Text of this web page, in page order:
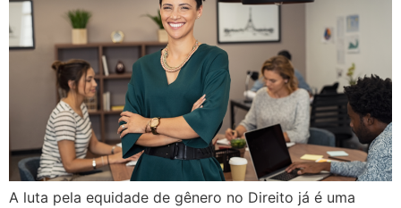
A luta pela equidade de gênero no Direito já é uma